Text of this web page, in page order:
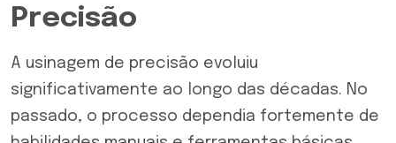
Precisão
A usinagem de precisão evoluiu
significativamente ao longo das décadas. No
passado, o processo dependia fortemente de